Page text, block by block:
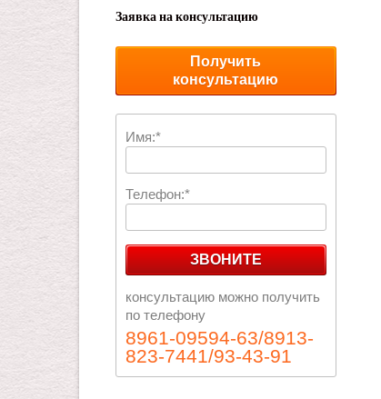
Заявка на консультацию
Получить
консультацию
Имя:*
Телефон:*
ЗВОНИТЕ
консультацию можно получить
по телефону
8961-09594-63/8913-
823-7441/93-43-91